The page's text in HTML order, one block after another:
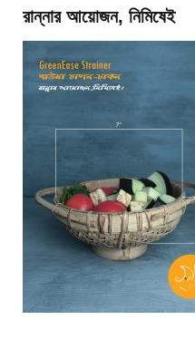
রান্নার আয়োজন, নিমিষেই